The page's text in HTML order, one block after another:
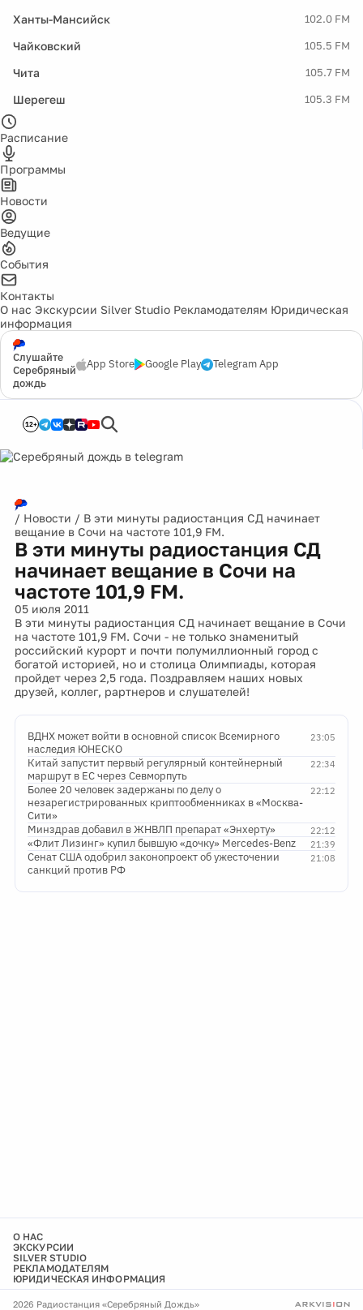
Ханты-Мансийск 102.0 FM
Чайковский 105.5 FM
Чита 105.7 FM
Шерегеш 105.3 FM
Расписание
Программы
Новости
Ведущие
События
Контакты
О нас Экскурсии Silver Studio Рекламодателям Юридическая
информация
Слушайте
Серебряный
дождь
App Store Google Play Telegram App
12+
/ Новости / В эти минуты радиостанция СД начинает
вещание в Сочи на частоте 101,9 FM.
В эти минуты радиостанция СД
начинает вещание в Сочи на
частоте 101,9 FM.
05 июля 2011
В эти минуты радиостанция СД начинает вещание в Сочи
на частоте 101,9 FM. Сочи - не только знаменитый
российский курорт и почти полумиллионный город с
богатой историей, но и столица Олимпиады, которая
пройдет через 2,5 года. Поздравляем наших новых
друзей, коллег, рартнеров и слушателей!
23:05
ВДНХ может войти в основной список Всемирного
наследия ЮНЕСКО
22:34
Китай запустит первый регулярный контейнерный
маршрут в ЕС через Севморпуть
22:12
Более 20 человек задержаны по делу о
незарегистрированных криптообменниках в «Москва-
Сити»
22:12
Минздрав добавил в ЖНВЛП препарат «Энхерту»
21:39
«Флит Лизинг» купил бывшую «дочку» Mercedes-Benz
21:08
Сенат США одобрил законопроект об ужесточении
санкций против РФ
О НАС
ЭКСКУРСИИ
SILVER STUDIO
РЕКЛАМОДАТЕЛЯМ
ЮРИДИЧЕСКАЯ ИНФОРМАЦИЯ
2026 Радиостанция «Серебряный Дождь»